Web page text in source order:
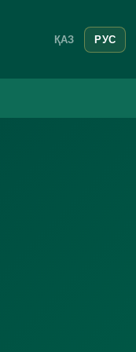
ҚАЗ РУС